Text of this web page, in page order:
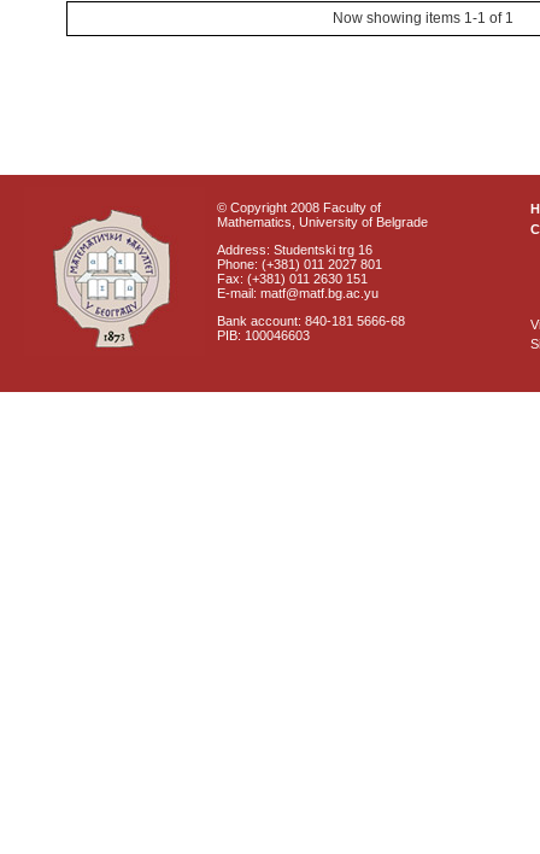
Now showing items 1-1 of 1
© Copyright 2008 Faculty of
Mathematics, University of Belgrade
Address: Studentski trg 16
Phone: (+381) 011 2027 801
Fax: (+381) 011 2630 151
E-mail: matf@matf.bg.ac.yu
Bank account: 840-181 5666-68
PIB: 100046603